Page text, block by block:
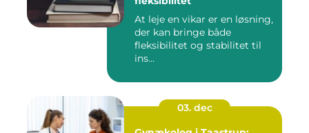
At leje en vikar er en løsning,
der kan bringe både
fleksibilitet og stabilitet til
ins...
03. dec